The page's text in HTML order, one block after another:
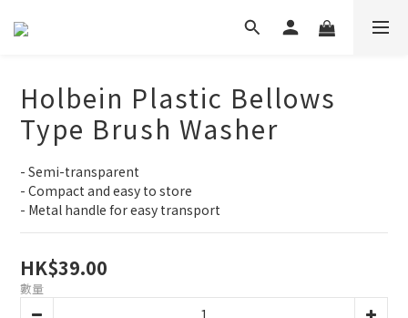
Holbein Plastic Bellows
Type Brush Washer
- Semi-transparent
- Compact and easy to store
- Metal handle for easy transport
HK$39.00
數量